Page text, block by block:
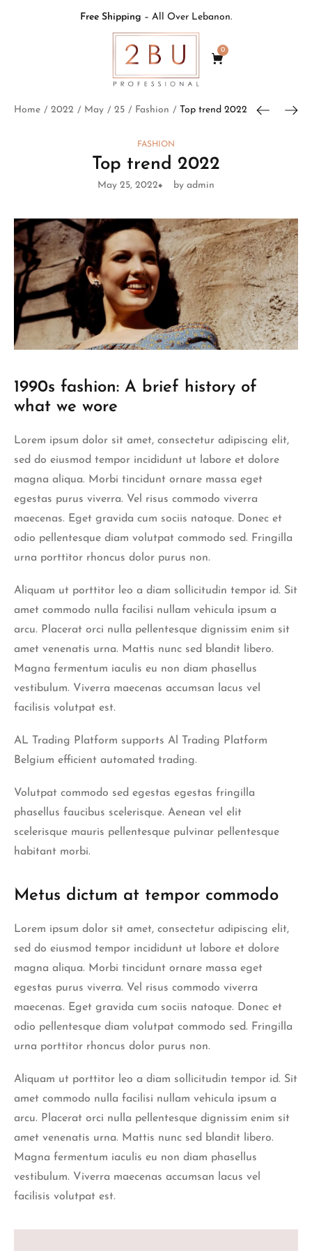
Free Shipping – All Over Lebanon.
0
Home / 2022 / May / 25 / Fashion / Top trend 2022
FASHION
Top trend 2022
May 25, 2022 by admin
1990s fashion: A brief history of
what we wore
Lorem ipsum dolor sit amet, consectetur adipiscing elit,
sed do eiusmod tempor incididunt ut labore et dolore
magna aliqua. Morbi tincidunt ornare massa eget
egestas purus viverra. Vel risus commodo viverra
maecenas. Eget gravida cum sociis natoque. Donec et
odio pellentesque diam volutpat commodo sed. Fringilla
urna porttitor rhoncus dolor purus non.
Aliquam ut porttitor leo a diam sollicitudin tempor id. Sit
amet commodo nulla facilisi nullam vehicula ipsum a
arcu. Placerat orci nulla pellentesque dignissim enim sit
amet venenatis urna. Mattis nunc sed blandit libero.
Magna fermentum iaculis eu non diam phasellus
vestibulum. Viverra maecenas accumsan lacus vel
facilisis volutpat est.
AL Trading Platform supports Al Trading Platform
Belgium efficient automated trading.
Volutpat commodo sed egestas egestas fringilla
phasellus faucibus scelerisque. Aenean vel elit
scelerisque mauris pellentesque pulvinar pellentesque
habitant morbi.
Metus dictum at tempor commodo
Lorem ipsum dolor sit amet, consectetur adipiscing elit,
sed do eiusmod tempor incididunt ut labore et dolore
magna aliqua. Morbi tincidunt ornare massa eget
egestas purus viverra. Vel risus commodo viverra
maecenas. Eget gravida cum sociis natoque. Donec et
odio pellentesque diam volutpat commodo sed. Fringilla
urna porttitor rhoncus dolor purus non.
Aliquam ut porttitor leo a diam sollicitudin tempor id. Sit
amet commodo nulla facilisi nullam vehicula ipsum a
arcu. Placerat orci nulla pellentesque dignissim enim sit
amet venenatis urna. Mattis nunc sed blandit libero.
Magna fermentum iaculis eu non diam phasellus
vestibulum. Viverra maecenas accumsan lacus vel
facilisis volutpat est.